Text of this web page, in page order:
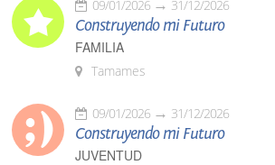
09/01/2026 31/12/2026
Construyendo mi Futuro
FAMILIA
Tamames
09/01/2026 31/12/2026
Construyendo mi Futuro
JUVENTUD